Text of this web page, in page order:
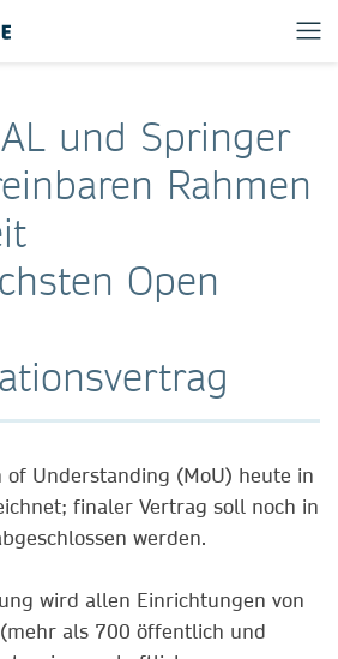
und Springer
Rahmen
Open
of Understanding (MoU) heute in
finaler Vertrag soll noch in
werden.
wird allen Einrichtungen von
als 700 öffentlich und